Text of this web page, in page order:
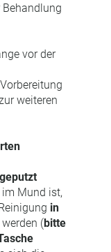
Behandlung
vor der
weiteren
im Mund ist,
in
werden (bitte